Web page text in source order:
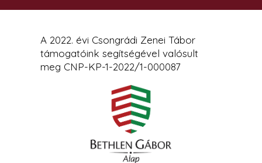
A 2022. évi Csongrádi Zenei Tábor
támogatóink segítségével valósult
meg CNP-KP-1-2022/1-000087